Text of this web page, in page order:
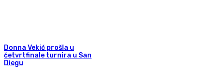
Donna Vekić prošla u
četvrtfinale turnira u San
Diegu